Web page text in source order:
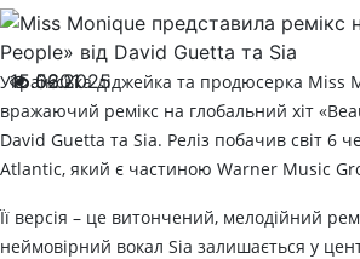
15.06.2025
5201
Українська діджейка та продюсерка Miss
вражаючий ремікс на глобальний хіт
David Guetta та Sia. Реліз побачив світ 6
Atlantic, який є частиною Warner Music
Її версія – це витончений, мелодійний
неймовірний вокал Sia залишається у